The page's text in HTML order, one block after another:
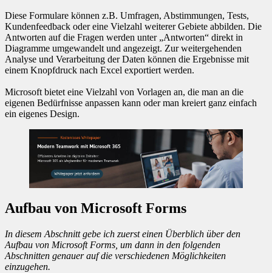
Diese Formulare können z.B. Umfragen, Abstimmungen, Tests,
Kundenfeedback oder eine Vielzahl weiterer Gebiete abbilden. Die
Antworten auf die Fragen werden unter „Antworten“ direkt in
Diagramme umgewandelt und angezeigt. Zur weitergehenden
Analyse und Verarbeitung der Daten können die Ergebnisse mit
einem Knopfdruck nach Excel exportiert werden.
Microsoft bietet eine Vielzahl von Vorlagen an, die man an die
eigenen Bedürfnisse anpassen kann oder man kreiert ganz einfach
ein eigenes Design.
Aufbau von Microsoft Forms
In diesem Abschnitt gebe ich zuerst einen Überblich über den
Aufbau von Microsoft Forms, um dann in den folgenden
Abschnitten genauer auf die verschiedenen Möglichkeiten
einzugehen.